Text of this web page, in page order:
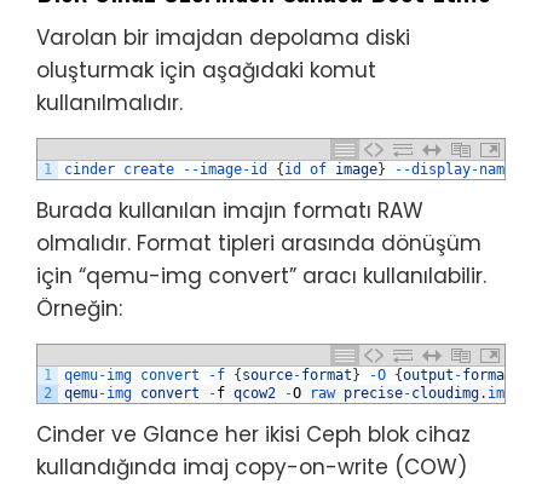
Varolan bir imajdan depolama diski
oluşturmak için aşağıdaki komut
kullanılmalıdır.
1 cinder create --image-id { id of image} --display-name
Burada kullanılan imajın formatı RAW
olmalıdır. Format tipleri arasında dönüşüm
için “qemu-img convert” aracı kullanılabilir.
Örneğin:
1
2
qemu-img convert -f { source-format } -O {output -format
qemu-img convert -f qcow2 -O raw precise-cloudimg. img
Cinder ve Glance her ikisi Ceph blok cihaz
kullandığında imaj copy-on-write (COW)